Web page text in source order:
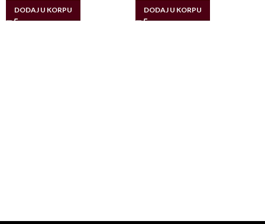
DODAJ U KORPU DODAJ U KORPU